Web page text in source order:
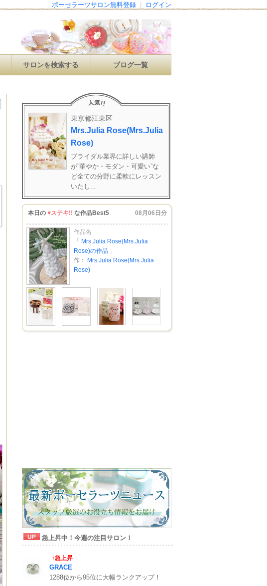
ログイン
ポーセラーツサロン無料登録
サロンを検索する ブログ一覧
東京都江東区
Mrs.Julia Rose(Mrs.Julia
Rose)
ブライダル業界に詳しい講師
が”華やか・モダン・可愛い”な
ど全ての分野に柔軟にレッスン
いたし...
本日の ♥ステキ!! な作品Best5 08月06日分
作品名
「
Mrs.Julia Rose(Mrs.Julia
Rose)の作品 」
作：
Mrs.Julia Rose(Mrs.Julia
Rose)
急上昇中！今週の注目サロン！
↑急上昇
GRACE
1288位から95位に大幅ランクアップ！